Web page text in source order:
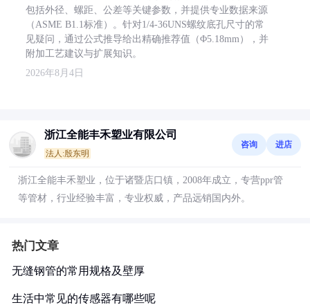
包括外径、螺距、公差等关键参数，并提供专业数据来源
（ASME B1.1标准）。针对1/4-36UNS螺纹底孔尺寸的常
见疑问，通过公式推导给出精确推荐值（Φ5.18mm），并
附加工艺建议与扩展知识。
2026年8月4日
浙江全能丰禾塑业有限公司
法人:殷东明
咨询 进店
浙江全能丰禾塑业，位于诸暨店口镇，2008年成立，专营ppr管
等管材，行业经验丰富，专业权威，产品远销国内外。
热门文章
无缝钢管的常用规格及壁厚
生活中常见的传感器有哪些呢